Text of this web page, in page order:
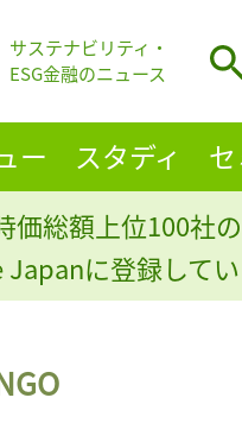
サステナビリティ・
ESG金融のニュース
ー スタディ
価総額上位100社
に登録して